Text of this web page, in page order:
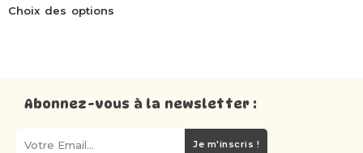
Choix des options
Abonnez-vous à la newsletter :
Je m'inscris !